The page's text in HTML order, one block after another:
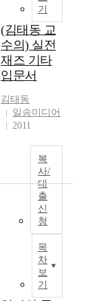
기
(김태동 교
수의) 실전
재즈 기타
입문서
김태동
일송미디어
2011
복
사/
대
출
신
청
목
차
보
기